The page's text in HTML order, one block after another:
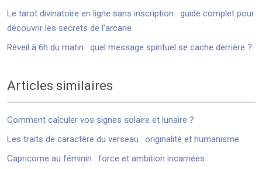
Le tarot divinatoire en ligne sans inscription : guide complet pour
découvrir les secrets de l’arcane
Réveil à 6h du matin : quel message spirituel se cache derrière ?
Articles similaires
Comment calculer vos signes solaire et lunaire ?
Les traits de caractère du verseau : originalité et humanisme
Capricorne au féminin : force et ambition incarnées